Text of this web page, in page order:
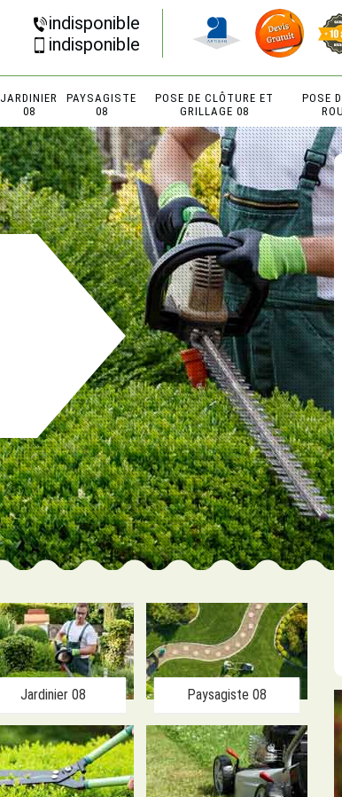
indisponible
indisponible
JARDINIER
08
PAYSAGISTE
08
POSE DE CLÔTURE ET
GRILLAGE 08
POSE
Jardinier 08 Paysagiste 08